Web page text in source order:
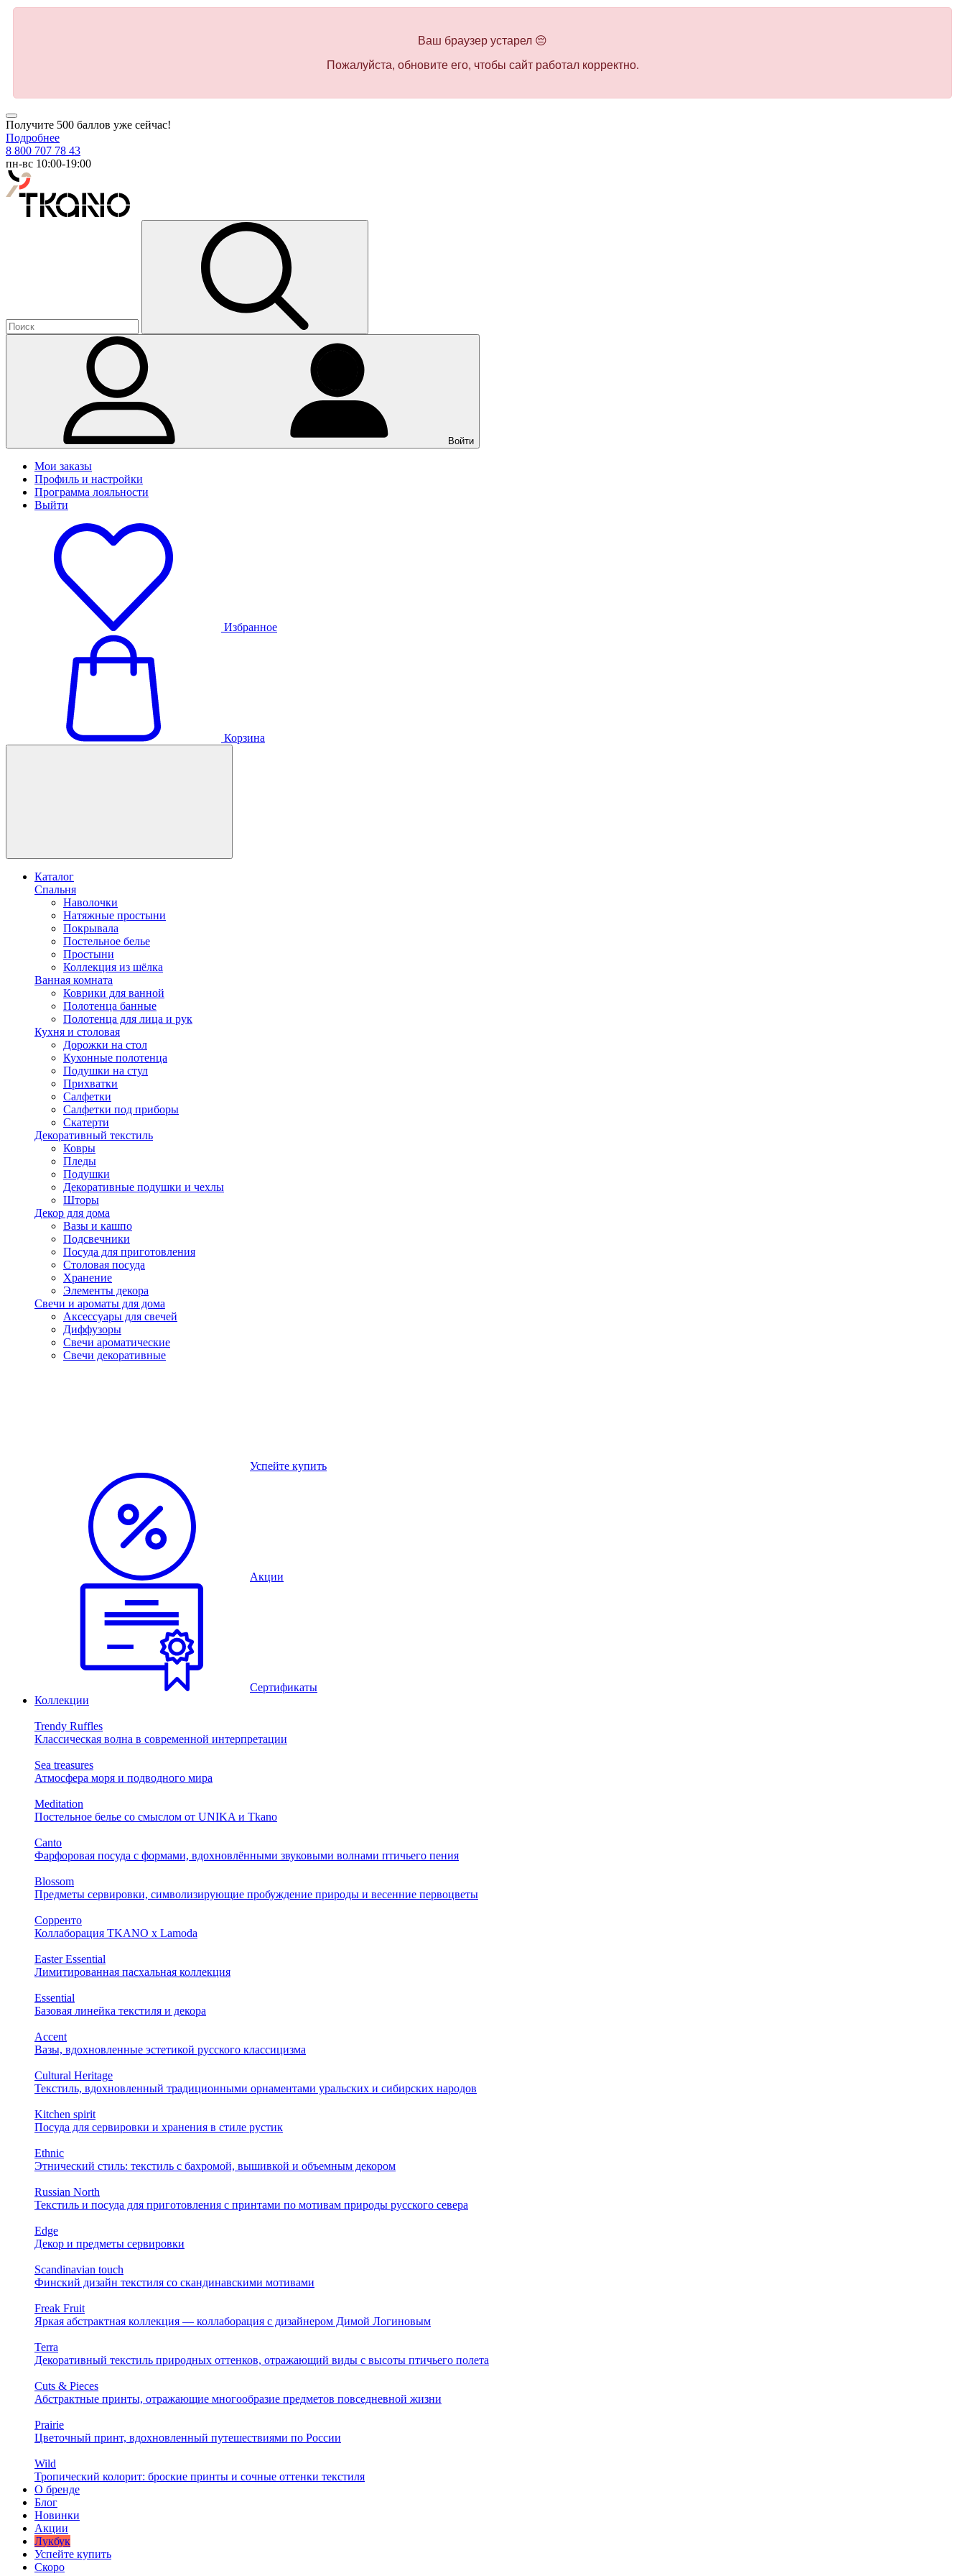
Ваш браузер устарел 😔
Пожалуйста, обновите его, чтобы сайт работал корректно.
Получите 500 баллов уже сейчас!
Подробнее
8 800 707 78 43
пн-вс 10:00-19:00
Войти
Мои заказы
Профиль и настройки
Программа лояльности
Выйти
Избранное
Корзина
Каталог
Спальня
Наволочки
Натяжные простыни
Покрывала
Постельное белье
Простыни
Коллекция из шёлка
Ванная комната
Коврики для ванной
Полотенца банные
Полотенца для лица и рук
Кухня и столовая
Дорожки на стол
Кухонные полотенца
Подушки на стул
Прихватки
Салфетки
Салфетки под приборы
Скатерти
Декоративный текстиль
Ковры
Пледы
Подушки
Декоративные подушки и чехлы
Шторы
Декор для дома
Вазы и кашпо
Подсвечники
Посуда для приготовления
Столовая посуда
Хранение
Элементы декора
Свечи и ароматы для дома
Аксессуары для свечей
Диффузоры
Свечи ароматические
Свечи декоративные
Успейте купить
Акции
Сертификаты
Коллекции
Trendy Ruffles
Классическая волна в современной интерпретации
Sea treasures
Атмосфера моря и подводного мира
Meditation
Постельное белье со смыслом от UNIKA и Tkano
Canto
Фарфоровая посуда с формами, вдохновлёнными звуковыми волнами птичьего пения
Blossom
Предметы сервировки, символизирующие пробуждение природы и весенние первоцветы
Сорренто
Коллаборация TKANO х Lamoda
Easter Essential
Лимитированная пасхальная коллекция
Essential
Базовая линейка текстиля и декора
Accent
Вазы, вдохновленные эстетикой русского классицизма
Cultural Heritage
Текстиль, вдохновленный традиционными орнаментами уральских и сибирских народов
Kitchen spirit
Посуда для сервировки и хранения в стиле рустик
Ethnic
Этнический стиль: текстиль с бахромой, вышивкой и объемным декором
Russian North
Текстиль и посуда для приготовления с принтами по мотивам природы русского севера
Edge
Декор и предметы сервировки
Scandinavian touch
Финский дизайн текстиля со скандинавскими мотивами
Freak Fruit
Яркая абстрактная коллекция — коллаборация с дизайнером Димой Логиновым
Terra
Декоративный текстиль природных оттенков, отражающий виды с высоты птичьего полета
Cuts & Pieces
Абстрактные принты, отражающие многообразие предметов повседневной жизни
Prairie
Цветочный принт, вдохновленный путешествиями по России
Wild
Тропический колорит: броские принты и сочные оттенки текстиля
О бренде
Блог
Новинки
Акции
Лукбук
Успейте купить
Скоро